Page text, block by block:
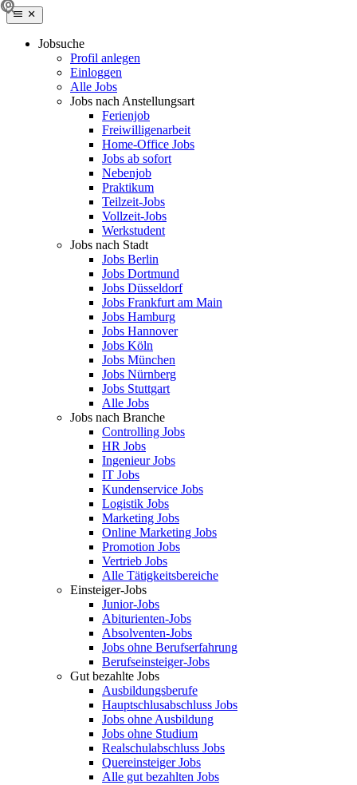
Jobsuche
Profil anlegen
Einloggen
Alle Jobs
Jobs nach Anstellungsart
Ferienjob
Freiwilligenarbeit
Home-Office Jobs
Jobs ab sofort
Nebenjob
Praktikum
Teilzeit-Jobs
Vollzeit-Jobs
Werkstudent
Jobs nach Stadt
Jobs Berlin
Jobs Dortmund
Jobs Düsseldorf
Jobs Frankfurt am Main
Jobs Hamburg
Jobs Hannover
Jobs Köln
Jobs München
Jobs Nürnberg
Jobs Stuttgart
Alle Jobs
Jobs nach Branche
Controlling Jobs
HR Jobs
Ingenieur Jobs
IT Jobs
Kundenservice Jobs
Logistik Jobs
Marketing Jobs
Online Marketing Jobs
Promotion Jobs
Vertrieb Jobs
Alle Tätigkeitsbereiche
Einsteiger-Jobs
Junior-Jobs
Abiturienten-Jobs
Absolventen-Jobs
Jobs ohne Berufserfahrung
Berufseinsteiger-Jobs
Gut bezahlte Jobs
Ausbildungsberufe
Hauptschlusabschluss Jobs
Jobs ohne Ausbildung
Jobs ohne Studium
Realschulabschluss Jobs
Quereinsteiger Jobs
Alle gut bezahlten Jobs